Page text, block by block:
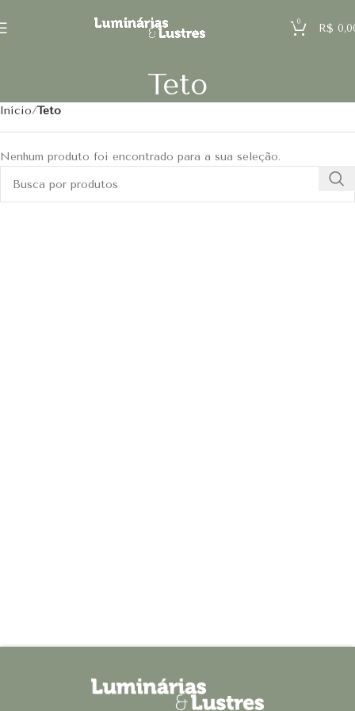
0
R$
Teto
Início Teto
Nenhum produto foi encontrado para a sua seleção.